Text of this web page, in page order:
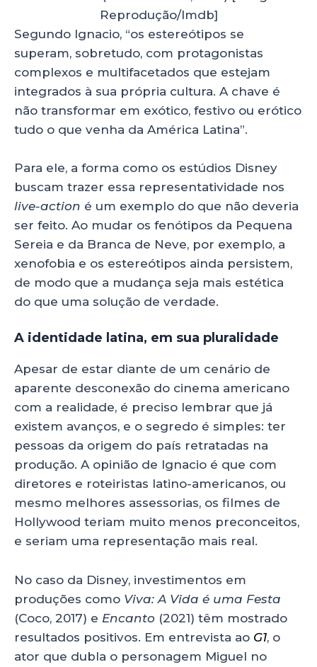
Reprodução/Imdb]
Segundo Ignacio, “os estereótipos se
superam, sobretudo, com protagonistas
complexos e multifacetados que estejam
integrados à sua própria cultura. A chave é
não transformar em exótico, festivo ou erótico
tudo o que venha da América Latina”.
Para ele, a forma como os estúdios Disney
buscam trazer essa representatividade nos
live-action é um exemplo do que não deveria
ser feito. Ao mudar os fenótipos da Pequena
Sereia e da Branca de Neve, por exemplo, a
xenofobia e os estereótipos ainda persistem,
de modo que a mudança seja mais estética
do que uma solução de verdade.
A identidade latina, em sua pluralidade
Apesar de estar diante de um cenário de
aparente desconexão do cinema americano
com a realidade, é preciso lembrar que já
existem avanços, e o segredo é simples: ter
pessoas da origem do país retratadas na
produção. A opinião de Ignacio é que com
diretores e roteiristas latino-americanos, ou
mesmo melhores assessorias, os filmes de
Hollywood teriam muito menos preconceitos,
e seriam uma representação mais real.
No caso da Disney, investimentos em
produções como Viva: A Vida é uma Festa
(Coco, 2017) e Encanto (2021) têm mostrado
resultados positivos. Em entrevista ao G1, o
ator que dubla o personagem Miguel no